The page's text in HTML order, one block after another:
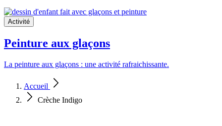
Activité
Peinture aux glaçons
La peinture aux glaçons : une activité rafraichissante.
Accueil
Crèche Indigo